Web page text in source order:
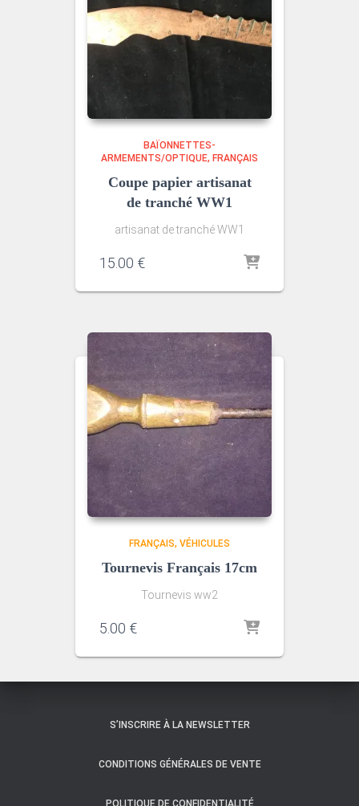
BAÏONNETTES-
ARMEMENTS/OPTIQUE FRANÇAIS
Coupe papier artisanat
de tranché WW1
artisanat de tranché WW1
15.00 €
FRANÇAIS VÉHICULES
Tournevis Français 17cm
Tournevis ww2
5.00 €
S’INSCRIRE À LA NEWSLETTER
CONDITIONS GÉNÉRALES DE VENTE
POLITIQUE DE CONFIDENTIALITÉ